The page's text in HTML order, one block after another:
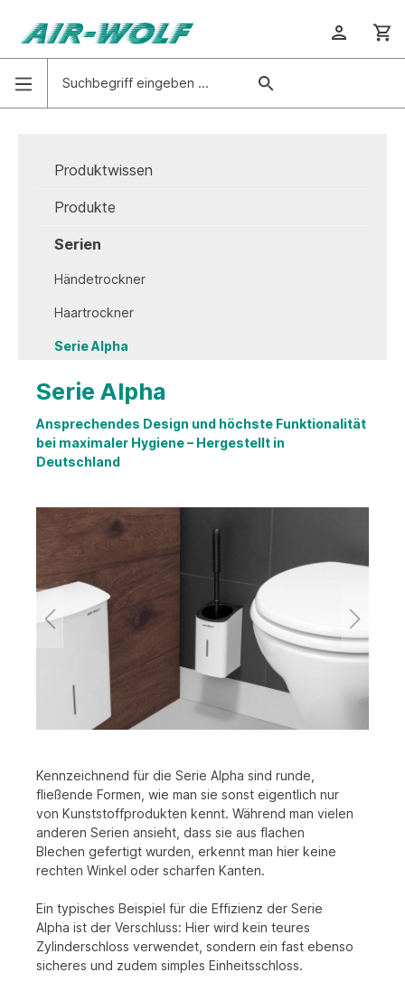
Produktwissen
Produkte
Serien
Händetrockner
Haartrockner
Serie Alpha
Serie Beta
Serie Lambda
Serie Omikron
Serie Omega
Serie Sigma
Einsatzgebiete
Downloads
Über uns
Serie Alpha
Ansprechendes Design und höchste Funktionalität
bei maximaler Hygiene – Hergestellt in
Deutschland
Kennzeichnend für die Serie Alpha sind runde,
fließende Formen, wie man sie sonst eigentlich nur
von Kunststoffprodukten kennt. Während man vielen
anderen Serien ansieht, dass sie aus flachen
Blechen gefertigt wurden, erkennt man hier keine
rechten Winkel oder scharfen Kanten.
Ein typisches Beispiel für die Effizienz der Serie
Alpha ist der Verschluss: Hier wird kein teures
Zylinderschloss verwendet, sondern ein fast ebenso
sicheres und zudem simples Einheitsschloss.